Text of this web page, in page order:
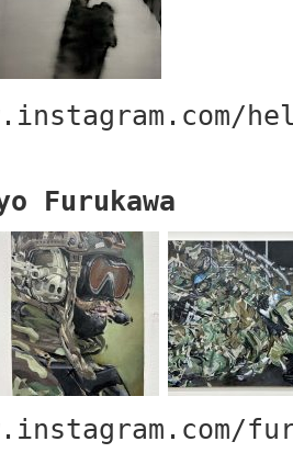
Furukawa